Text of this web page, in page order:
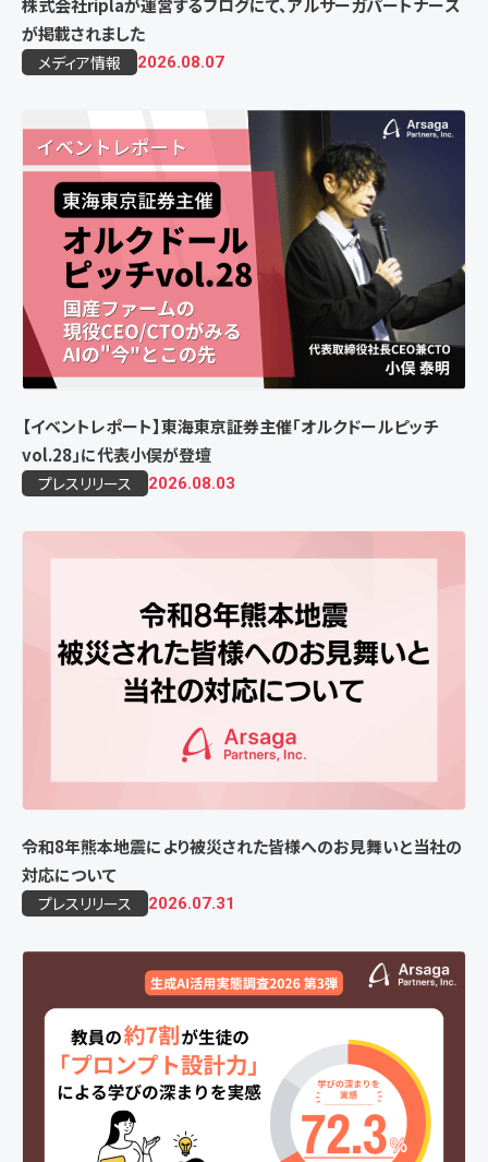
株式会社riplaが運営するブログにて、アルサーガパートナーズ
が掲載されました
メディア情報 2026.08.07
【イベントレポート】東海東京証券主催「オルクドールピッチ
vol.28」に代表小俣が登壇
プレスリリース 2026.08.03
令和8年熊本地震により被災された皆様へのお見舞いと当社の
対応について
プレスリリース 2026.07.31